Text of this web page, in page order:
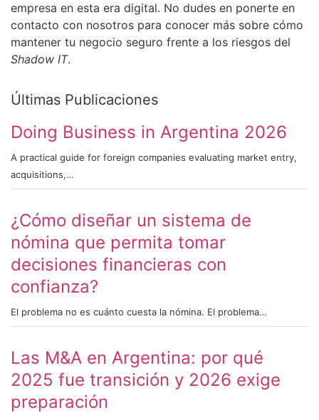
empresa en esta era digital. No dudes en ponerte en
contacto con nosotros para conocer más sobre cómo
mantener tu negocio seguro frente a los riesgos del
Shadow IT.
Últimas Publicaciones
Doing Business in Argentina 2026
A practical guide for foreign companies evaluating market entry,
acquisitions,…
¿Cómo diseñar un sistema de
nómina que permita tomar
decisiones financieras con
confianza?
El problema no es cuánto cuesta la nómina. El problema…
Las M&A en Argentina: por qué
2025 fue transición y 2026 exige
preparación